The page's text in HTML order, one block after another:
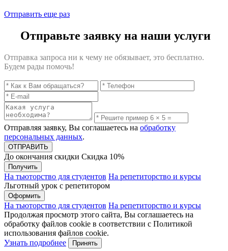
Отправить еще раз
Отправьте заявку на наши услуги
Отправка запроса ни к чему не обязывает, это бесплатно.
Будем рады помочь!
Отправляя заявку, Вы соглашаетесь на обработку
персональных данных.
До окончания скидки Скидка 10%
Получить
На тьюторство для студентов На репетиторство и курсы
Льготный урок с репетитором
Оформить
На тьюторство для студентов На репетиторство и курсы
Продолжая просмотр этого сайта, Вы соглашаетесь на
обработку файлов cookie в соответствии с Политикой
использования файлов cookie.
Узнать подробнее
Принять